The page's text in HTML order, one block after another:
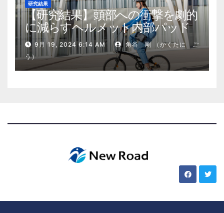
研究結果
【研究結果】頭部への衝撃を劇的
に減らすヘルメット内部パッド
9月 19, 2024 6:14 AM
角谷 剛 （かくたに ご
う）